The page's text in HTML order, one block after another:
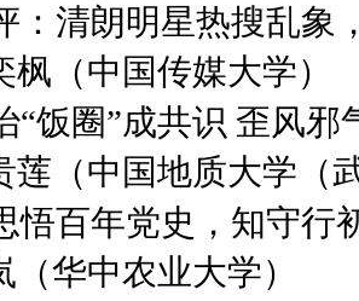
：清朗明星热搜乱象
（中国传媒大学）
“饭圈”成共识 歪风邪
莲（中国地质大学（
悟百年党史，知守行
华中农业大学）